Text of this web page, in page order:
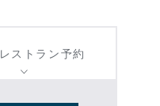
レストラン予約